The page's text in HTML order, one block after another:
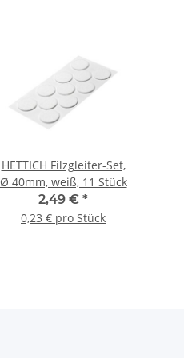
HETTICH Filzgleiter-Set,
Ø 40mm, weiß, 11 Stück
2,49 € *
0,23 € pro Stück